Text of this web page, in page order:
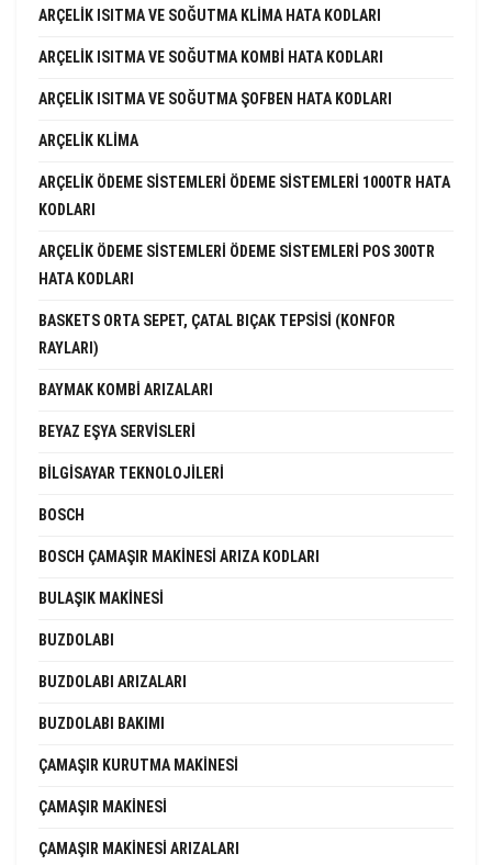
ARÇELIK ISITMA VE SOĞUTMA KLIMA HATA KODLARI
ARÇELIK ISITMA VE SOĞUTMA KOMBI HATA KODLARI
ARÇELIK ISITMA VE SOĞUTMA ŞOFBEN HATA KODLARI
ARÇELIK KLIMA
ARÇELIK ÖDEME SISTEMLERI ÖDEME SISTEMLERI 1000TR HATA
KODLARI
ARÇELIK ÖDEME SISTEMLERI ÖDEME SISTEMLERI POS 300TR
HATA KODLARI
BASKETS ORTA SEPET, ÇATAL BIÇAK TEPSISI (KONFOR
RAYLARI)
BAYMAK KOMBI ARIZALARI
BEYAZ EŞYA SERVISLERI
BILGISAYAR TEKNOLOJILERI
BOSCH
BOSCH ÇAMAŞIR MAKINESI ARIZA KODLARI
BULAŞIK MAKINESI
BUZDOLABI
BUZDOLABI ARIZALARI
BUZDOLABI BAKIMI
ÇAMAŞIR KURUTMA MAKINESI
ÇAMAŞIR MAKINESI
ÇAMAŞIR MAKINESI ARIZALARI